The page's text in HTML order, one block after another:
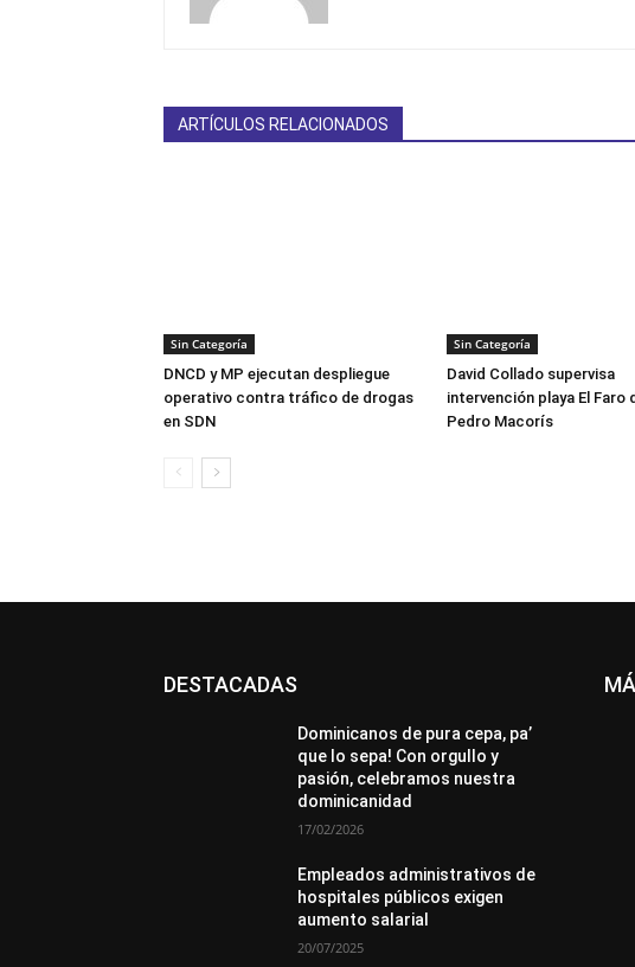
ARTÍCULOS RELACIONADOS
Sin Categoría
DNCD y MP ejecutan despliegue
operativo contra tráfico de drogas
en SDN
Sin Categoría
David Collado supervisa
intervención playa El Faro
Pedro Macorís
DESTACADAS
All Destacado
Dominicanos de pura cepa, pa’
que lo sepa! Con orgullo y
pasión, celebramos nuestra
dominicanidad
17/02/2026
Empleados administrativos de
hospitales públicos exigen
aumento salarial
20/07/2025